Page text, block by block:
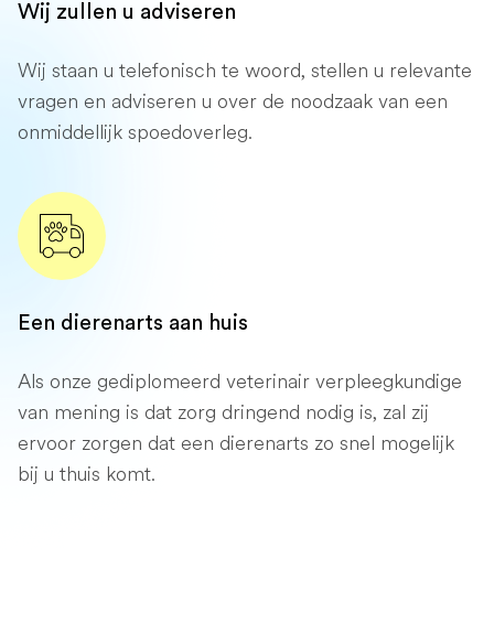
Wij zullen u adviseren
Wij staan ​​u telefonisch te woord, stellen u relevante
vragen en adviseren u over de noodzaak van een
onmiddellijk spoedoverleg.
Een dierenarts aan huis
Als onze gediplomeerd veterinair verpleegkundige
van mening is dat zorg dringend nodig is, zal zij
ervoor zorgen dat een dierenarts zo snel mogelijk
bij u thuis komt.